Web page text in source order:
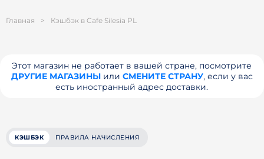
Главная > Кэшбэк в Cafe Silesia PL
Этот магазин не работает в вашей стране, посмотрите
ДРУГИЕ МАГАЗИНЫили СМЕНИТЕ СТРАНУ, если у вас
есть иностранный адрес доставки.
КЭШБЭК ПРАВИЛА НАЧИСЛЕНИЯ